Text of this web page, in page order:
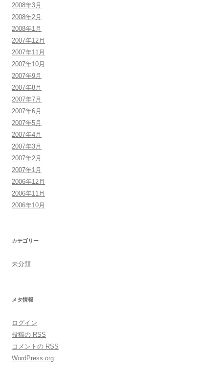
2008年3月
2008年2月
2008年1月
2007年12月
2007年11月
2007年10月
2007年9月
2007年8月
2007年7月
2007年6月
2007年5月
2007年4月
2007年3月
2007年2月
2007年1月
2006年12月
2006年11月
2006年10月
カテゴリー
未分類
メタ情報
ログイン
投稿の RSS
コメントの RSS
WordPress.org